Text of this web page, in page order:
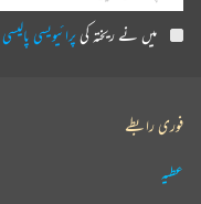
میں نے ریختہ کیپرائیویسی پالیسی
فوری رابطے
عطیہ